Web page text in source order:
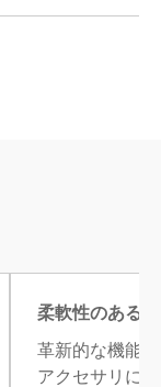
柔軟性のある
革新的な機能
アクセサリに